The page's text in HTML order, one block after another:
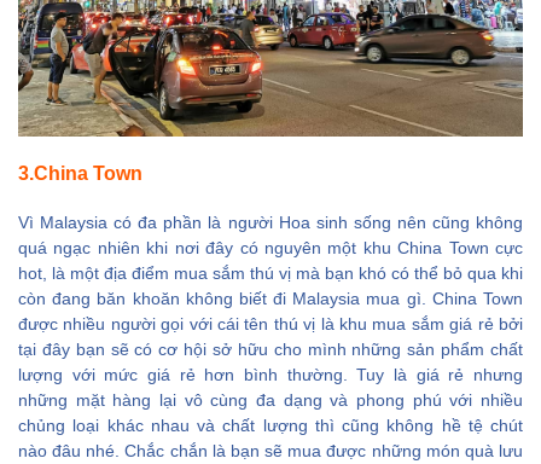
3.China Town
Vì Malaysia có đa phần là người Hoa sinh sống nên cũng không
quá ngạc nhiên khi nơi đây có nguyên một khu China Town cực
hot, là một địa điểm mua sắm thú vị mà bạn khó có thể bỏ qua khi
còn đang băn khoăn không biết đi Malaysia mua gì. China Town
được nhiều người gọi với cái tên thú vị là khu mua sắm giá rẻ bởi
tại đây bạn sẽ có cơ hội sở hữu cho mình những sản phẩm chất
lượng với mức giá rẻ hơn bình thường. Tuy là giá rẻ nhưng
những mặt hàng lại vô cùng đa dạng và phong phú với nhiều
chủng loại khác nhau và chất lượng thì cũng không hề tệ chút
nào đâu nhé. Chắc chắn là bạn sẽ mua được những món quà lưu